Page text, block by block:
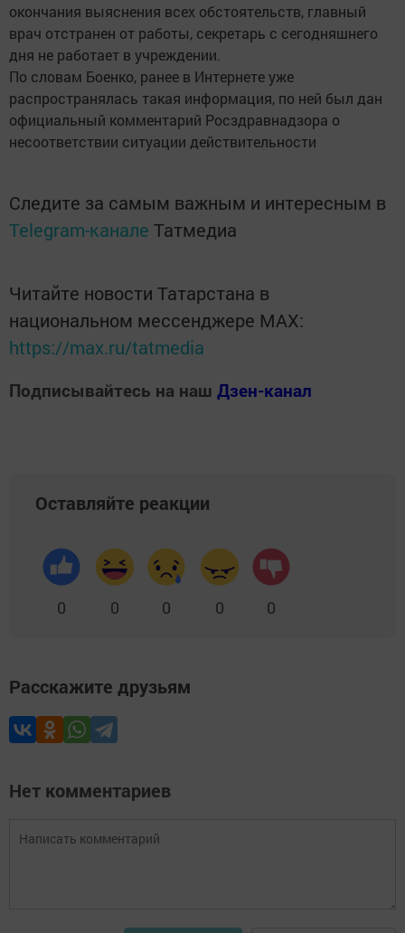
окончания выяснения всех обстоятельств, главный
врач отстранен от работы, секретарь с сегодняшнего
дня не работает в учреждении.
По словам Боенко, ранее в Интернете уже
распространялась такая информация, по ней был дан
официальный комментарий Росздравнадзора о
несоответствии ситуации действительности
Следите за самым важным и интересным в
Telegram-канале Татмедиа
Читайте новости Татарстана в
национальном мессенджере MАХ:
https://max.ru/tatmedia
Подписывайтесь на наш Дзен-канал
Оставляйте реакции
0 0 0 0 0
Расскажите друзьям
Нет комментариев